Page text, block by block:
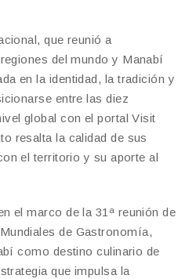
que reunió a
del mundo y Manabí
en la identidad, la tradición y
entre las diez
global con el portal Visit
resalta la calidad de sus
el territorio y su aporte al
el marco de la 31ª reunión de
de Gastronomía,
como destino culinario de
que impulsa la